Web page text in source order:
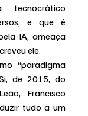
tecnocrático
e que é
IA, ameaça
ele.
“paradigma
de 2015, do
Francisco
tudo a um